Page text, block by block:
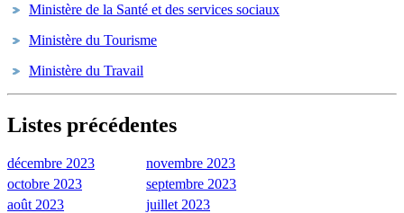
Ministère de la Santé et des services sociaux
Ministère du Tourisme
Ministère du Travail
Listes précédentes
décembre 2023
novembre 2023
octobre 2023
septembre 2023
août 2023
juillet 2023